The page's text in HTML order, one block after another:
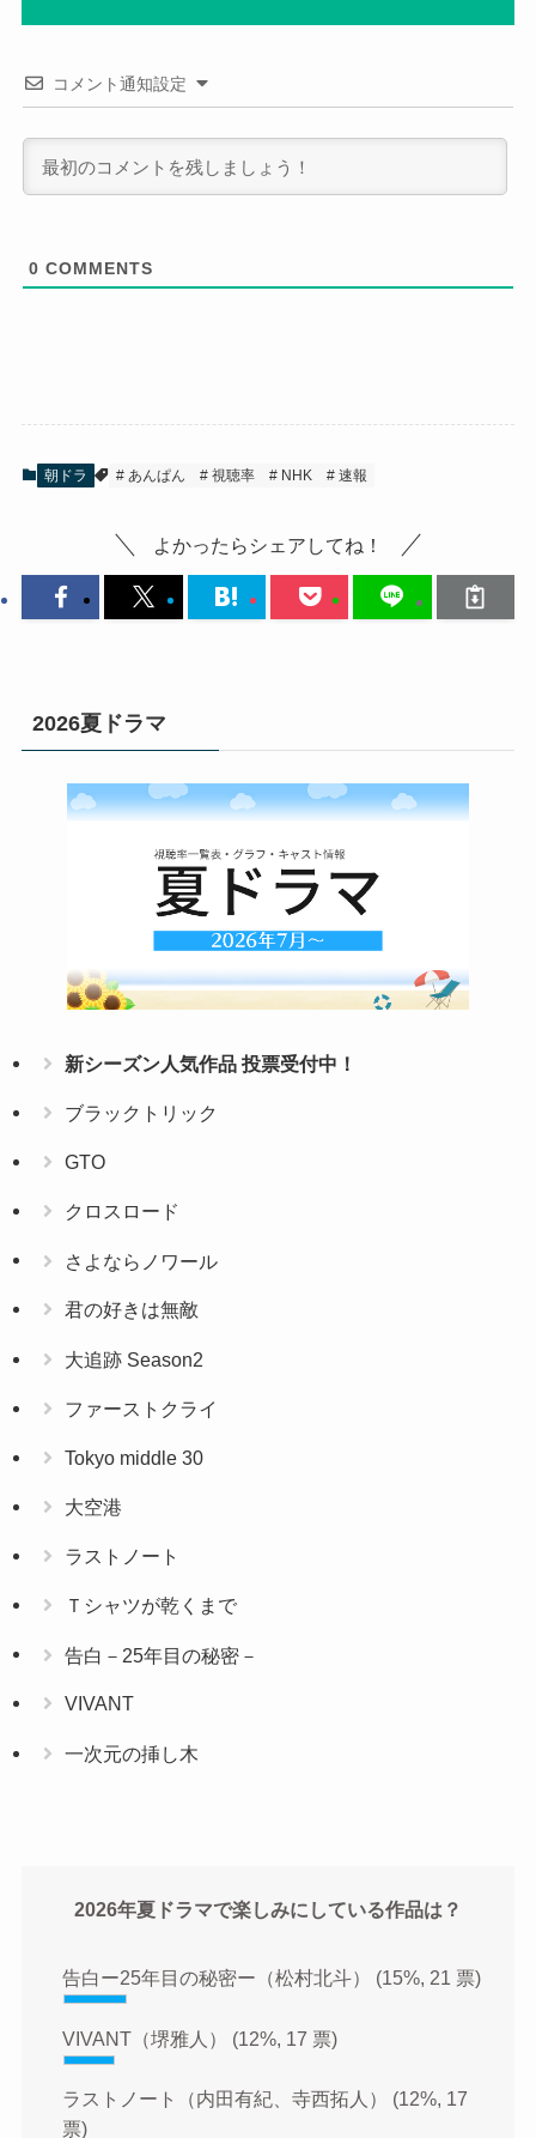
コメント通知設定
0 COMMENTS
朝ドラ あんぱん 視聴率 NHK 速報
よかったらシェアしてね！
2026夏ドラマ
新シーズン人気作品 投票受付中！
ブラックトリック
GTO
クロスロード
さよならノワール
君の好きは無敵
大追跡 Season2
ファーストクライ
Tokyo middle 30
大空港
ラストノート
Ｔシャツが乾くまで
告白－25年目の秘密－
VIVANT
一次元の挿し木
2026年夏ドラマで楽しみにしている作品は？
告白ー25年目の秘密ー（松村北斗） (15%, 21 票)
VIVANT（堺雅人） (12%, 17 票)
ラストノート（内田有紀、寺西拓人） (12%, 17
票)